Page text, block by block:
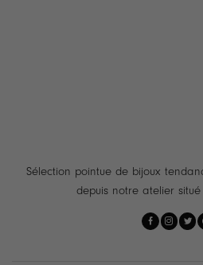
Sélection pointue de bijoux
depuis notre atelier